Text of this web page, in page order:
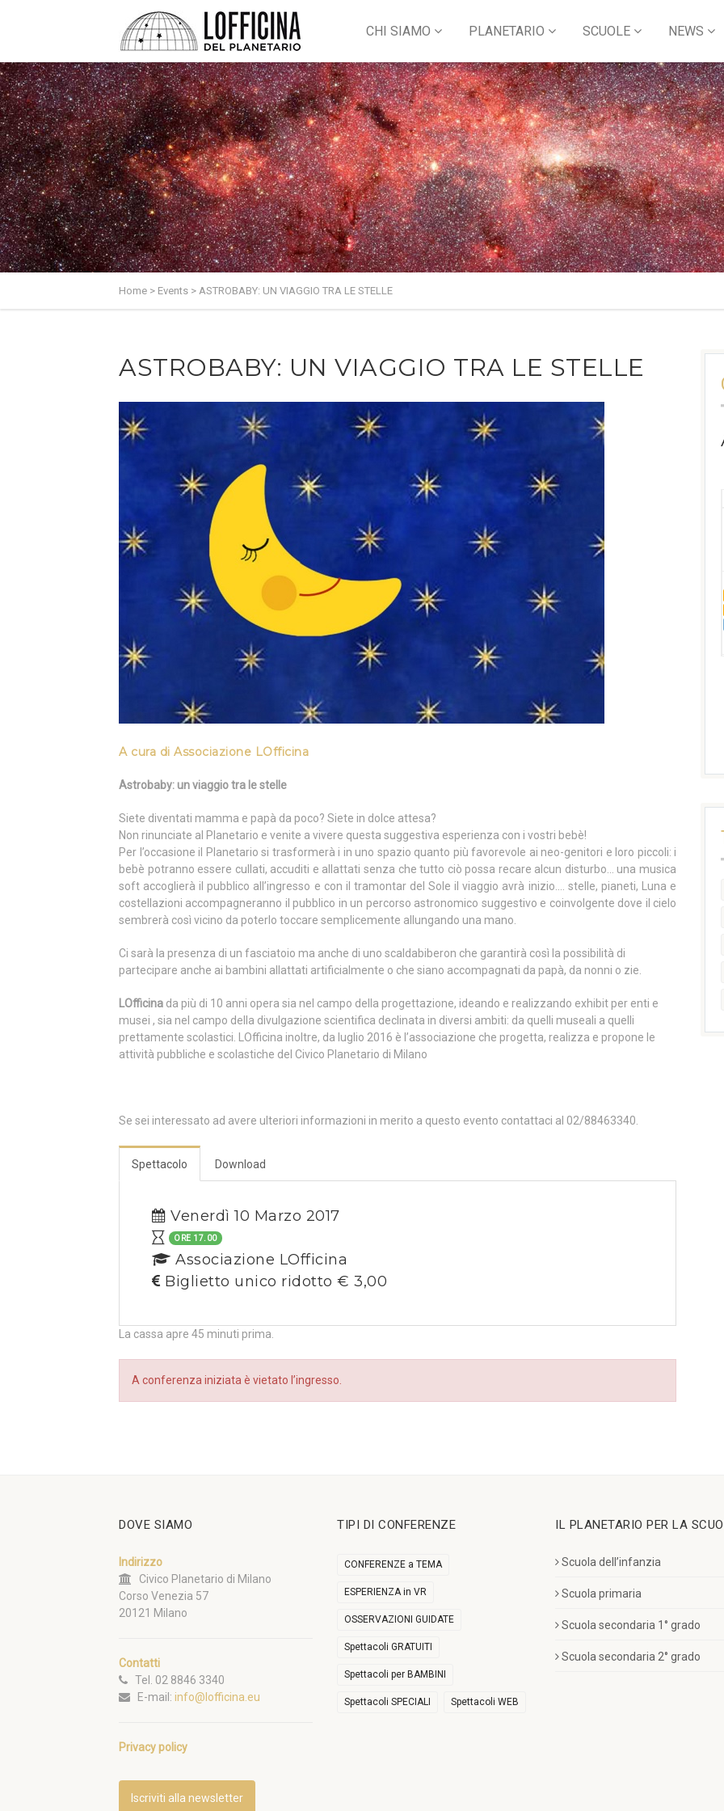
CHI SIAMO PLANETARIO SCUOLE NEWS
Home > Events > ASTROBABY: UN VIAGGIO TRA LE STELLE
ASTROBABY: UN VIAGGIO TRA LE STELLE
A cura di Associazione LOfficina
Astrobaby: un viaggio tra le stelle
Siete diventati mamma e papà da poco? Siete in dolce attesa?
Non rinunciate al Planetario e venite a vivere questa suggestiva esperienza con i vostri bebè!
Per l’occasione il Planetario si trasformerà i in uno spazio quanto più favorevole ai neo-genitori e loro piccoli: i
bebè potranno essere cullati, accuditi e allattati senza che tutto ciò possa recare alcun disturbo… una musica
soft accoglierà il pubblico all’ingresso e con il tramontar del Sole il viaggio avrà inizio…. stelle, pianeti, Luna e
costellazioni accompagneranno il pubblico in un percorso astronomico suggestivo e coinvolgente dove il cielo
sembrerà così vicino da poterlo toccare semplicemente allungando una mano.
Ci sarà la presenza di un fasciatoio ma anche di uno scaldabiberon che garantirà così la possibilità di
partecipare anche ai bambini allattati artificialmente o che siano accompagnati da papà, da nonni o zie.
LOfficina da più di 10 anni opera sia nel campo della progettazione, ideando e realizzando exhibit per enti e
musei , sia nel campo della divulgazione scientifica declinata in diversi ambiti: da quelli museali a quelli
prettamente scolastici. LOfficina inoltre, da luglio 2016 è l’associazione che progetta, realizza e propone le
attività pubbliche e scolastiche del Civico Planetario di Milano
Se sei interessato ad avere ulteriori informazioni in merito a questo evento contattaci al 02/88463340.
Spettacolo Download
Venerdì 10 Marzo 2017
ORE 17.00
Associazione LOfficina
Biglietto unico ridotto € 3,00
La cassa apre 45 minuti prima.
A conferenza iniziata è vietato l’ingresso.
DOVE SIAMO
Indirizzo
Civico Planetario di Milano
Corso Venezia 57
20121 Milano
Contatti
Tel. 02 8846 3340
E-mail: info@lofficina.eu
Privacy policy
Iscriviti alla newsletter
TIPI DI CONFERENZE
CONFERENZE a TEMA
ESPERIENZA in VR
OSSERVAZIONI GUIDATE
Spettacoli GRATUITI
Spettacoli per BAMBINI
Spettacoli SPECIALI Spettacoli WEB
IL PLANETARIO PER LA
Scuola dell’infanzia
Scuola primaria
Scuola secondaria 1° grado
Scuola secondaria 2° grado